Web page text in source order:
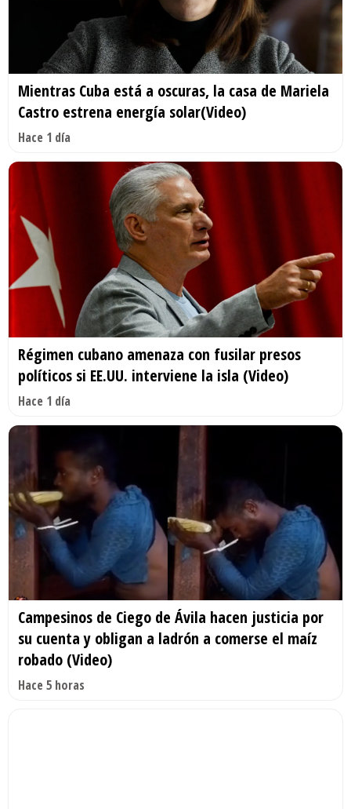
Mientras Cuba está a oscuras, la casa de Mariela
Castro estrena energía solar(Video)
Hace 1 día
Régimen cubano amenaza con fusilar presos
políticos si EE.UU. interviene la isla (Video)
Hace 1 día
Campesinos de Ciego de Ávila hacen justicia por
su cuenta y obligan a ladrón a comerse el maíz
robado (Video)
Hace 5 horas